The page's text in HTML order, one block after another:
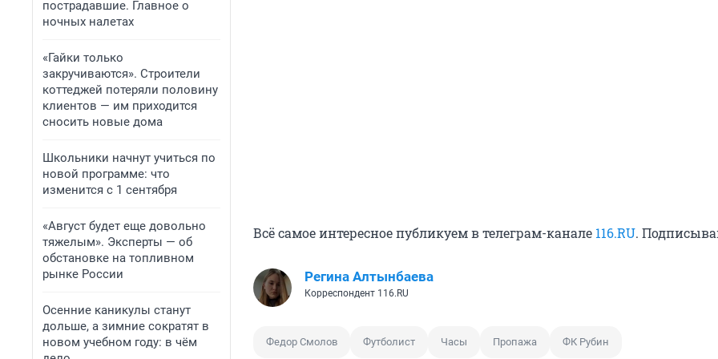
пострадавшие. Главное о
ночных налетах
«Гайки только
закручиваются». Строители
коттеджей потеряли половину
клиентов — им приходится
сносить новые дома
Школьники начнут учиться по
новой программе: что
изменится с 1 сентября
«Август будет еще довольно
тяжелым». Эксперты — об
обстановке на топливном
рынке России
Осенние каникулы станут
дольше, а зимние сократят в
новом учебном году: в чём
Всё самое интересное публикуем в телеграм-канале 116.RU.
Регина Алтынбаева
Корреспондент 116.RU
Федор Смолов Футболист Часы Пропажа ФК Рубин